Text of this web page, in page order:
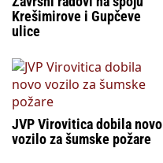
Krešimirove i Gupčeve
ulice
JVP Virovitica dobila novo
vozilo za šumske požare